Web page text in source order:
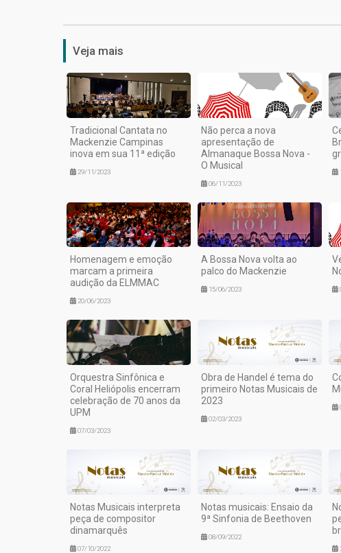
Veja mais
Tradicional Cantata no
Mackenzie Campinas
inova em sua 11ª edição
29/11/2023
Não perca a nova
apresentação de
Almanaque Bossa Nova -
O Musical
06/11/2023
Homenagem e emoção
marcam a primeira
audição da ELMMAC
20/06/2023
A Bossa Nova volta ao
palco do Mackenzie
15/06/2023
Orquestra Sinfônica e
Coral Heliópolis encerram
celebração de 70 anos da
UPM
07/03/2023
Obra de Handel é tema do
primeiro Notas Musicais de
2023
02/03/2023
Notas Musicais interpreta
peça de compositor
dinamarquês
07/10/2022
Notas musicais: Ensaio da
9ª Sinfonia de Beethoven
08/09/2022